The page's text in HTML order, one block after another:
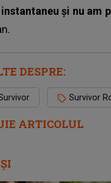
ARTICOLUL
și nu am
DESPRE:
Survivor